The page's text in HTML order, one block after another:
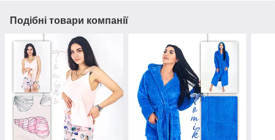
Подібні товари компанії